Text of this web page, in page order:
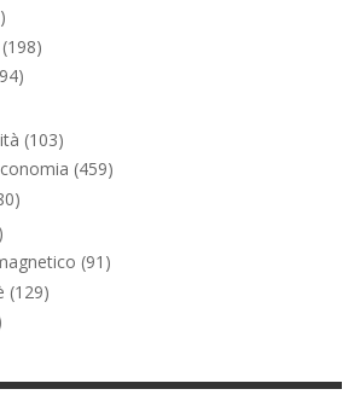
(198)
(103)
(459)
(91)
(129)